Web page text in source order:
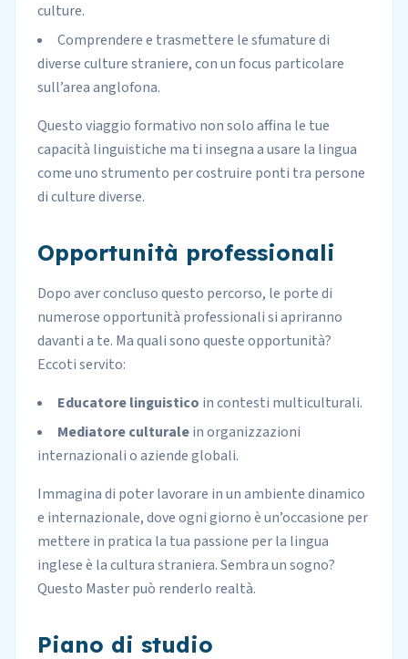
culture.
Comprendere e trasmettere le sfumature di
diverse culture straniere, con un focus particolare
sull’area anglofona.
Questo viaggio formativo non solo affina le tue
capacità linguistiche ma ti insegna a usare la lingua
come uno strumento per costruire ponti tra persone
di culture diverse.
Opportunità professionali
Dopo aver concluso questo percorso, le porte di
numerose opportunità professionali si apriranno
davanti a te. Ma quali sono queste opportunità?
Eccoti servito:
Educatore linguistico in contesti multiculturali.
Mediatore culturalein organizzazioni
internazionali o aziende globali.
Immagina di poter lavorare in un ambiente dinamico
e internazionale, dove ogni giorno è un’occasione per
mettere in pratica la tua passione per la lingua
inglese è la cultura straniera. Sembra un sogno?
Questo Master può renderlo realtà.
Piano di studio